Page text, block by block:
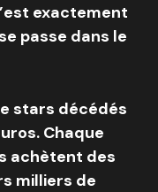
exactement
passe dans le
stars décédés
Chaque
achètent des
milliers de